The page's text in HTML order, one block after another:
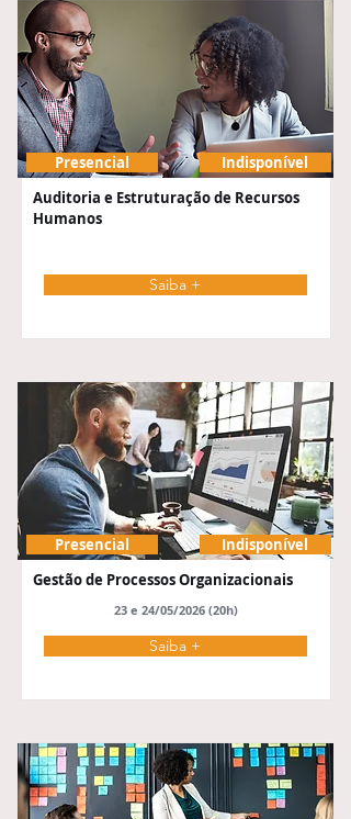
Indisponível
Presencial
Auditoria e Estruturação de Recursos
Humanos
Saiba +
Indisponível
Presencial
Gestão de Processos Organizacionais
23 e 24/05/2026 (20h)
Saiba +